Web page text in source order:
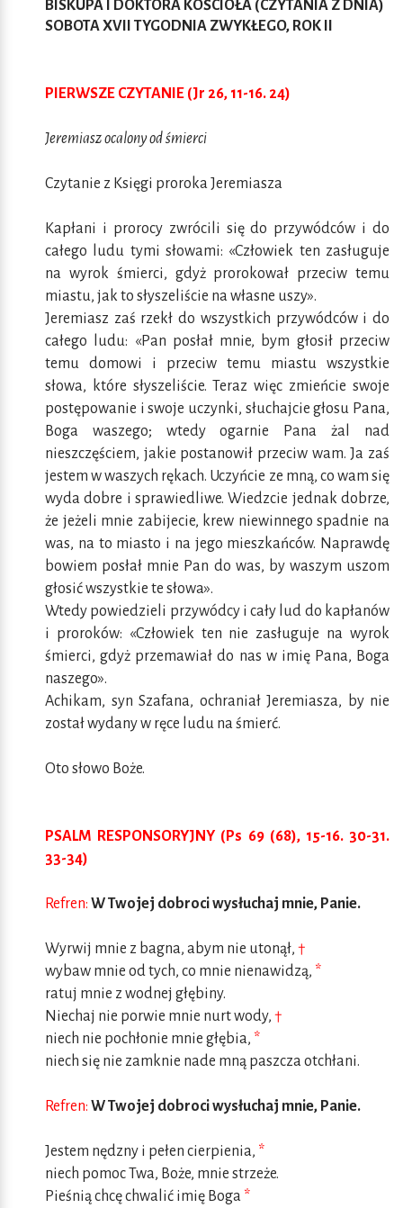
BISKUPA I DOKTORA KOŚCIOŁA (CZYTANIA Z DNIA)
SOBOTA XVII TYGODNIA ZWYKŁEGO, ROK II
PIERWSZE CZYTANIE (Jr 26, 11-16. 24)
Jeremiasz ocalony od śmierci
Czytanie z Księgi proroka Jeremiasza
Kapłani i prorocy zwrócili się do przywódców i do
całego ludu tymi słowami: «Człowiek ten zasługuje
na wyrok śmierci, gdyż prorokował przeciw temu
miastu, jak to słyszeliście na własne uszy».
Jeremiasz zaś rzekł do wszystkich przywódców i do
całego ludu: «Pan posłał mnie, bym głosił przeciw
temu domowi i przeciw temu miastu wszystkie
słowa, które słyszeliście. Teraz więc zmieńcie swoje
postępowanie i swoje uczynki, słuchajcie głosu Pana,
Boga waszego; wtedy ogarnie Pana żal nad
nieszczęściem, jakie postanowił przeciw wam. Ja zaś
jestem w waszych rękach. Uczyńcie ze mną, co wam się
wyda dobre i sprawiedliwe. Wiedzcie jednak dobrze,
że jeżeli mnie zabijecie, krew niewinnego spadnie na
was, na to miasto i na jego mieszkańców. Naprawdę
bowiem posłał mnie Pan do was, by waszym uszom
głosić wszystkie te słowa».
Wtedy powiedzieli przywódcy i cały lud do kapłanów
i proroków: «Człowiek ten nie zasługuje na wyrok
śmierci, gdyż przemawiał do nas w imię Pana, Boga
naszego».
Achikam, syn Szafana, ochraniał Jeremiasza, by nie
został wydany w ręce ludu na śmierć.
Oto słowo Boże.
PSALM RESPONSORYJNY (Ps 69 (68), 15-16. 30-31.
33-34)
Refren: W Twojej dobroci wysłuchaj mnie, Panie.
Wyrwij mnie z bagna, abym nie utonął, †
wybaw mnie od tych, co mnie nienawidzą, *
ratuj mnie z wodnej głębiny.
Niechaj nie porwie mnie nurt wody, †
niech nie pochłonie mnie głębia, *
niech się nie zamknie nade mną paszcza otchłani.
Refren: W Twojej dobroci wysłuchaj mnie, Panie.
Jestem nędzny i pełen cierpienia, *
niech pomoc Twa, Boże, mnie strzeże.
Pieśnią chcę chwalić imię Boga *